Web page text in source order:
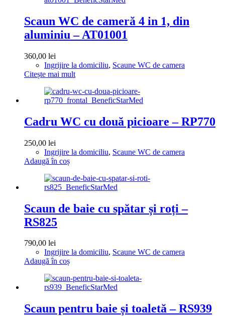
Scaun WC de cameră 4 in 1, din
aluminiu – AT01001
360,00 lei
Ingrijire la domiciliu, Scaune WC de camera
Citește mai mult
Cadru WC cu două picioare – RP770
250,00 lei
Ingrijire la domiciliu, Scaune WC de camera
Adaugă în coș
Scaun de baie cu spătar și roți –
RS825
790,00 lei
Ingrijire la domiciliu, Scaune WC de camera
Adaugă în coș
Scaun pentru baie și toaletă – RS939